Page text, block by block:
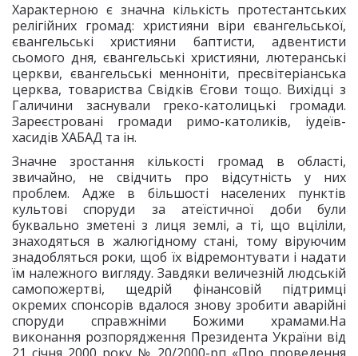
Характерною є значна кількість протестантських
релігійних громад: християни віри євангельської,
євангельські християни баптисти, адвентисти
сьомого дня, євангельські християни, лютеранські
церкви, євангельські менноніти, пресвітеріанська
церква, товариства Свідків Єгови тощо. Вихідці з
Галичини заснували греко-католицькі громади.
Зареєстровані громади римо-католиків, іудеїв-
хасидів ХАБАД та ін.
Значне зростання кількості громад в області,
звичайно, не свідчить про відсутність у них
проблем. Адже в більшості населених пунктів
культові споруди за атеїстичної доби були
буквально зметені з лиця землі, а ті, що вціліли,
знаходяться в жалюгідному стані, тому віруючим
знадобляться роки, щоб їх відремонтувати і надати
їм належного вигляду. Завдяки величезній людській
самопожертві, щедрій фінансовій підтримці
окремих спонсорів вдалося знову зробити аварійні
споруди справжніми Божими храмами.На
виконання розпорядження Президента України від